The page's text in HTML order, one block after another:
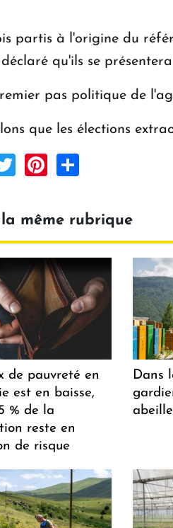
partis à l'origine du
qu'ils se
pas politique de
que les élections
TwitterPinterest
même rubrique
de pauvreté en
est en baisse,
% de la
reste en
de risque
Dans